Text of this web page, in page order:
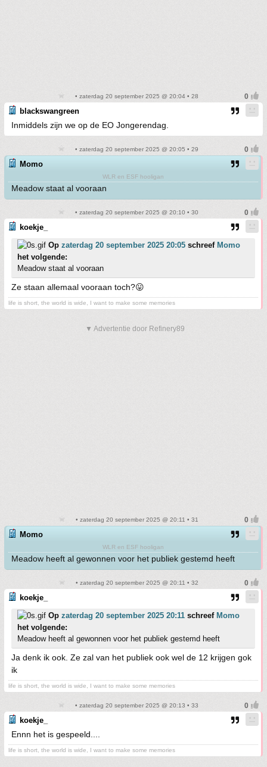
• zaterdag 20 september 2025 @ 20:04 • 28
blackswangreen
Inmiddels zijn we op de EO Jongerendag.
• zaterdag 20 september 2025 @ 20:05 • 29
Momo
WLR en ESF hooligan
Meadow staat al vooraan
• zaterdag 20 september 2025 @ 20:10 • 30
koekje_
Op zaterdag 20 september 2025 20:05 schreef Momo
het volgende:
Meadow staat al vooraan
Ze staan allemaal vooraan toch?😛
life is short, the world is wide, I want to make some memories
▼ Advertentie door Refinery89
• zaterdag 20 september 2025 @ 20:11 • 31
Momo
WLR en ESF hooligan
Meadow heeft al gewonnen voor het publiek gestemd heeft
• zaterdag 20 september 2025 @ 20:11 • 32
koekje_
Op zaterdag 20 september 2025 20:11 schreef Momo
het volgende:
Meadow heeft al gewonnen voor het publiek gestemd heeft
Ja denk ik ook. Ze zal van het publiek ook wel de 12 krijgen gok
ik
life is short, the world is wide, I want to make some memories
• zaterdag 20 september 2025 @ 20:13 • 33
koekje_
Ennn het is gespeeld....
life is short, the world is wide, I want to make some memories